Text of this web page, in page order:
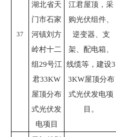
37
湖北省天
门市石家
河镇刘方
岭村十二
组29号江
君33KW
屋顶分布
式光伏发
电项目
江君屋顶，采
购光伏组件、
逆变器、支
架、配电箱、
线缆等，建设3
3KW屋顶分布
式光伏发电项
目。